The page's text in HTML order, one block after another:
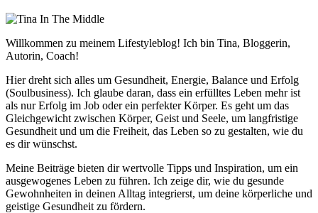
Willkommen zu meinem Lifestyleblog! Ich bin Tina, Bloggerin,
Autorin, Coach!
Hier dreht sich alles um Gesundheit, Energie, Balance und Erfolg
(Soulbusiness). Ich glaube daran, dass ein erfülltes Leben mehr ist
als nur Erfolg im Job oder ein perfekter Körper. Es geht um das
Gleichgewicht zwischen Körper, Geist und Seele, um langfristige
Gesundheit und um die Freiheit, das Leben so zu gestalten, wie du
es dir wünschst.
Meine Beiträge bieten dir wertvolle Tipps und Inspiration, um ein
ausgewogenes Leben zu führen. Ich zeige dir, wie du gesunde
Gewohnheiten in deinen Alltag integrierst, um deine körperliche und
geistige Gesundheit zu fördern.